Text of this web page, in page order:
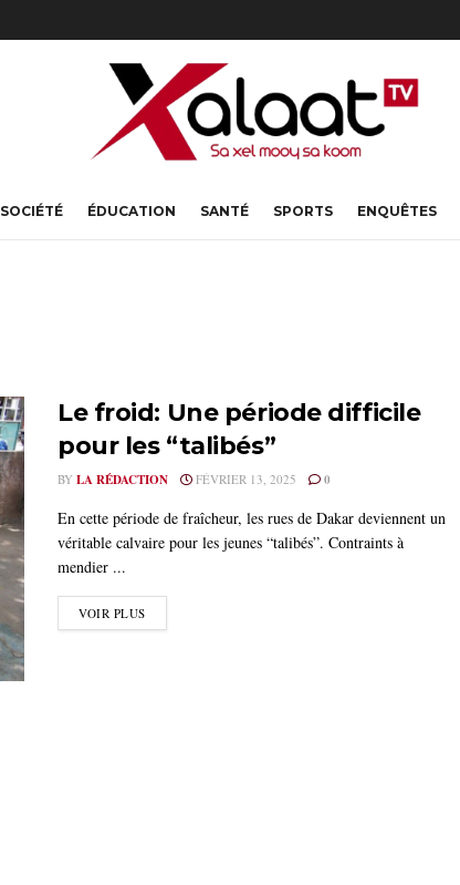
SOCIÉTÉ ÉDUCATION SANTÉ SPORTS ENQUÊTES
Le froid: Une période difficile
pour les “talibés”
BY LA RÉDACTION FÉVRIER 13, 2025 0
En cette période de fraîcheur, les rues de Dakar deviennent un
véritable calvaire pour les jeunes “talibés”. Contraints à
mendier ...
VOIR PLUS